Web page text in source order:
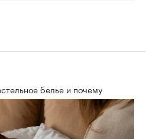
белье и почему